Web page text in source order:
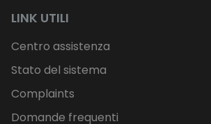
LINK UTILI
Centro assistenza
Stato del sistema
Complaints
Domande frequenti